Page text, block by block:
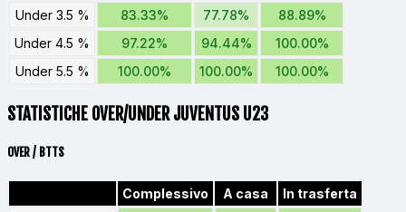
Under 3.5 %
83.33% 77.78%
88.89%
Under 4.5 %
97.22% 94.44%
100.00%
Under 5.5 %
100.00% 100.00% 100.00%
STATISTICHE OVER/UNDER JUVENTUS U23
OVER / BTTS
Complessivo A casa
In trasferta